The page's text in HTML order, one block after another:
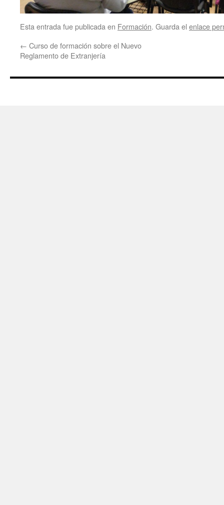
Esta entrada fue publicada en Formación. Guarda el enlace
← Curso de formación sobre el Nuevo
Reglamento de Extranjería